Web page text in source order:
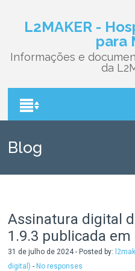
L2MAKER -
para
Informações e
da
Blog
Assinatura digital
1.9.3 publicada
31 de julho de 2024 - Posted by:
digital) - No responses